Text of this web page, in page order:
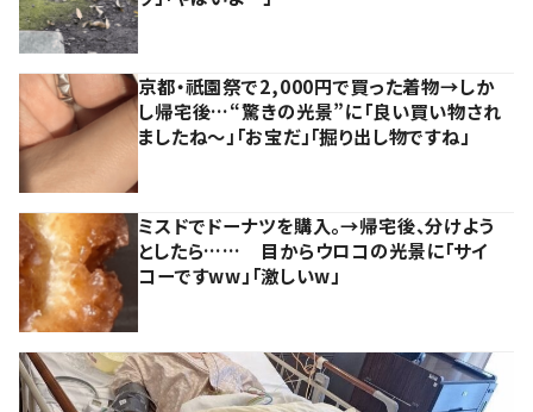
京都・祇園祭で2,000円で買った着物→しか
し帰宅後…“驚きの光景”に「良い買い物され
ましたね～」「お宝だ」「掘り出し物ですね」
ミスドでドーナツを購入。→帰宅後、分けよう
としたら…… 目からウロコの光景に「サイ
コーですww」「激しいw」